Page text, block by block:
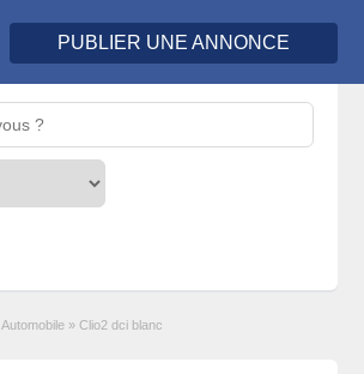
PUBLIER UNE ANNONCE
Automobile » Clio2 dci blanc